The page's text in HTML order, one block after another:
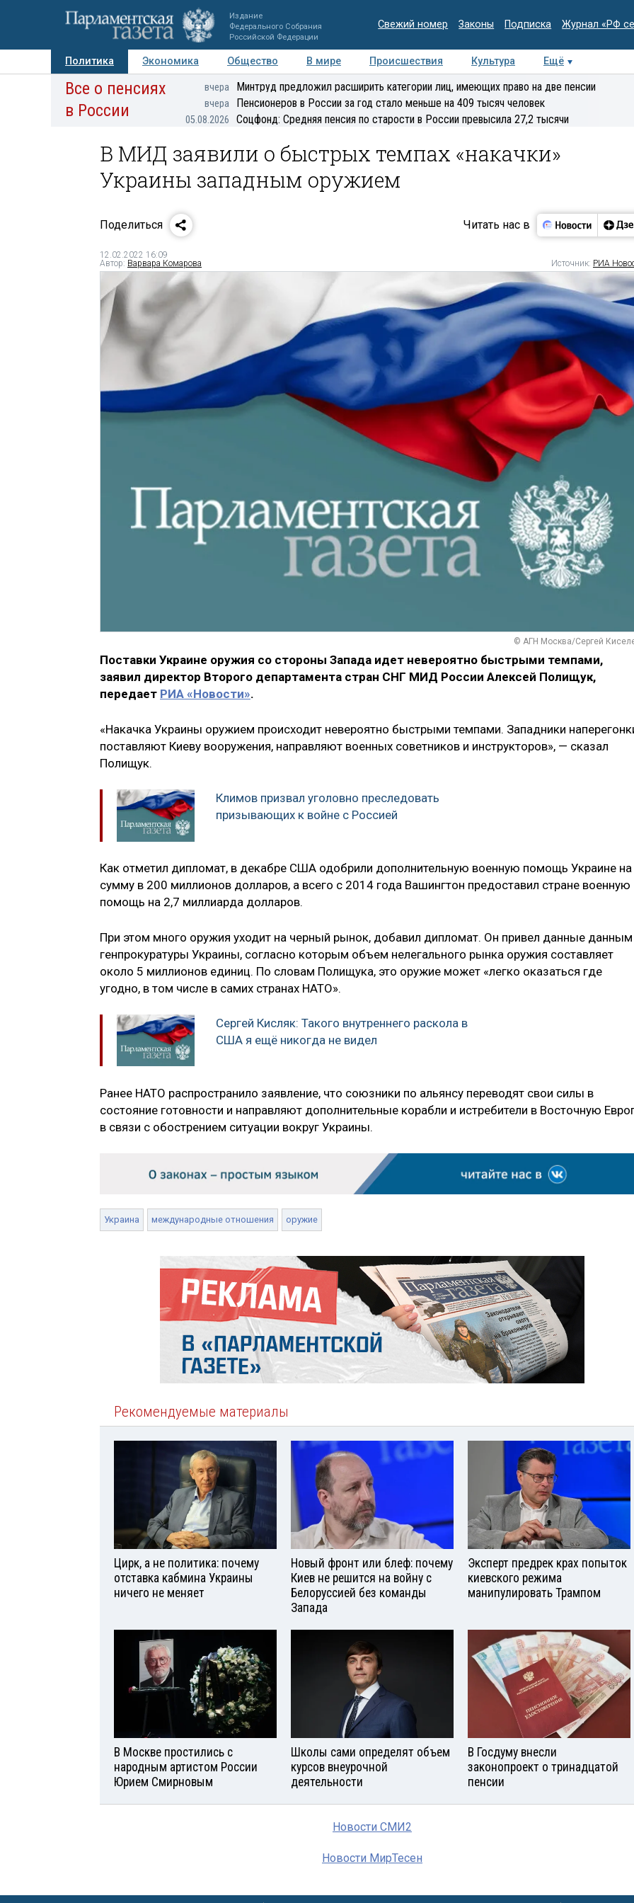
Издание
Федерального Собрания
Российской Федерации
Свежий номер Законы Подписка Журнал «РФ
Политика Экономика Общество В мире Происшествия Культура
Ещё
Авторы Персоны Мнения Регионы Медиацентр Интервью Колумнисты
Все о пенсиях
в России
вчера Минтруд предложил расширить категории лиц, имеющих право на две пенсии
вчера Пенсионеров в России за год стало меньше на 409 тысяч человек
05.08.2026 Соцфонд: Средняя пенсия по старости в России превысила 27,2 тысячи
В МИД заявили о быстрых темпах «накачки»
Украины западным оружием
Поделиться Читать нас в
12.02.2022 16:09
Автор: Варвара Комарова Источник: РИА
© АГН Москва/Сергей
Поставки Украине оружия со стороны Запада идет невероятно быстрыми темпами,
заявил директор Второго департамента стран СНГ МИД России Алексей Полищук,
передает РИА «Новости».
«Накачка Украины оружием происходит невероятно быстрыми темпами. Западники
поставляют Киеву вооружения, направляют военных советников и инструкторов», — сказал
Полищук.
Климов призвал уголовно преследовать
призывающих к войне с Россией
Как отметил дипломат, в декабре США одобрили дополнительную военную помощь Украине на
сумму в 200 миллионов долларов, а всего с 2014 года Вашингтон предоставил стране военную
помощь на 2,7 миллиарда долларов.
При этом много оружия уходит на черный рынок, добавил дипломат. Он привел данные данным
генпрокуратуры Украины, согласно которым объем нелегального рынка оружия составляет
около 5 миллионов единиц. По словам Полищука, это оружие может «легко оказаться где
угодно, в том числе в самих странах НАТО».
Сергей Кисляк: Такого внутреннего раскола в
США я ещё никогда не видел
Ранее НАТО распространило заявление, что союзники по альянсу переводят свои силы в
состояние готовности и направляют дополнительные корабли и истребители в Восточную
в связи с обострением ситуации вокруг Украины.
Украина международные отношения оружие
Рекомендуемые материалы
Цирк, а не политика: почему
отставка кабмина Украины
ничего не меняет
Новый фронт или блеф: почему
Киев не решится на войну с
Белоруссией без команды
Запада
Эксперт предрек крах попыток
киевского режима
манипулировать Трампом
В Москве простились с
народным артистом России
Юрием Смирновым
Школы сами определят объем
курсов внеурочной
деятельности
В Госдуму внесли
законопроект о тринадцатой
пенсии
Новости СМИ2
Новости МирТесен